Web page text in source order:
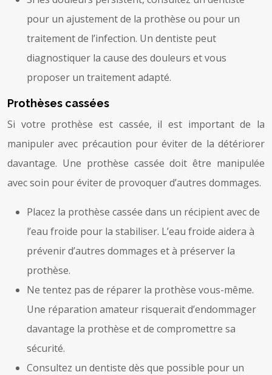
pour un ajustement de la prothèse ou pour un
traitement de l’infection. Un dentiste peut
diagnostiquer la cause des douleurs et vous
proposer un traitement adapté.
Prothèses cassées
Si votre prothèse est cassée, il est important de la
manipuler avec précaution pour éviter de la détériorer
davantage. Une prothèse cassée doit être manipulée
avec soin pour éviter de provoquer d’autres dommages.
Placez la prothèse cassée dans un récipient avec de
l’eau froide pour la stabiliser. L’eau froide aidera à
prévenir d’autres dommages et à préserver la
prothèse.
Ne tentez pas de réparer la prothèse vous-même.
Une réparation amateur risquerait d’endommager
davantage la prothèse et de compromettre sa
sécurité.
Consultez un dentiste dès que possible pour un